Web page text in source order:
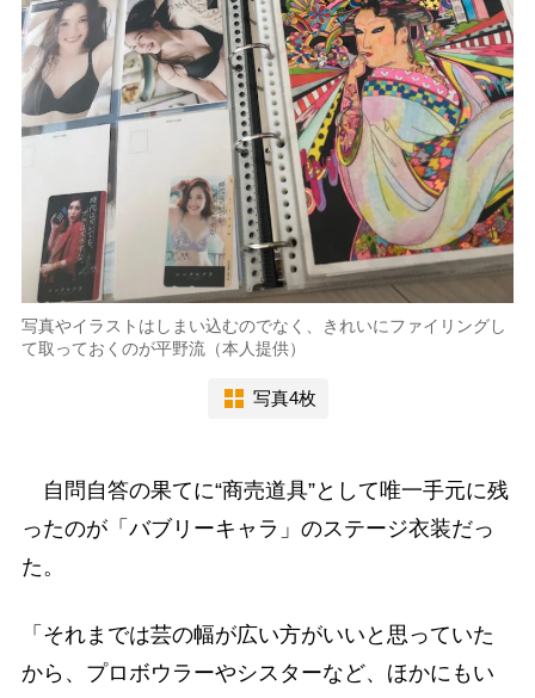
写真やイラストはしまい込むのでなく、きれいにファイリングし
て取っておくのが平野流（本人提供）
写真4枚
自問自答の果てに“商売道具”として唯一手元に残
ったのが「バブリーキャラ」のステージ衣装だっ
た。
「それまでは芸の幅が広い方がいいと思っていた
から、プロボウラーやシスターなど、ほかにもい